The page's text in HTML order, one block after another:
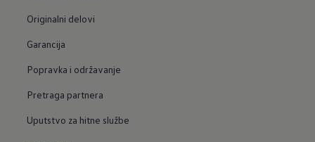
Originalni delovi
Garancija
Popravka i održavanje
Pretraga partnera
Uputstvo za hitne službe